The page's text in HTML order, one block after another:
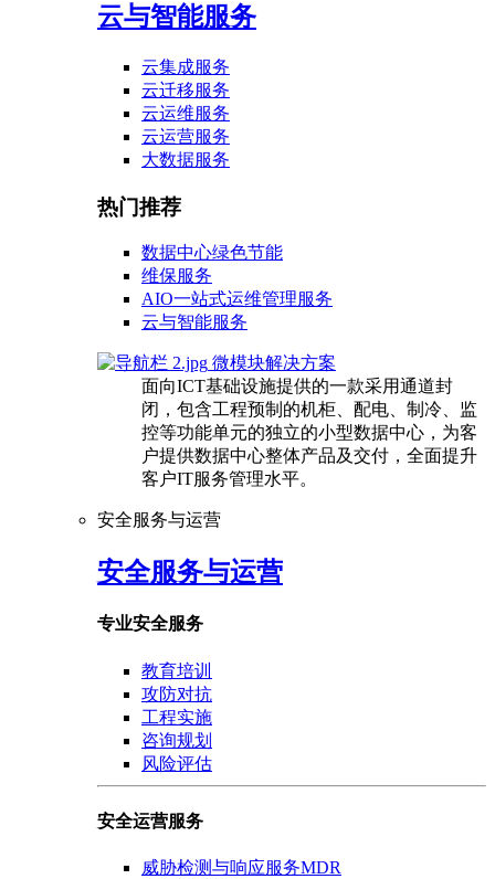
云与智能服务
云集成服务
云迁移服务
云运维服务
云运营服务
大数据服务
热门推荐
数据中心绿色节能
维保服务
AIO一站式运维管理服务
云与智能服务
微模块解决方案
面向ICT基础设施提供的一款采用通道封
闭，包含工程预制的机柜、配电、制冷、监
控等功能单元的独立的小型数据中心，为客
户提供数据中心整体产品及交付，全面提升
客户IT服务管理水平。
安全服务与运营
安全服务与运营
专业安全服务
教育培训
攻防对抗
工程实施
咨询规划
风险评估
安全运营服务
威胁检测与响应服务MDR